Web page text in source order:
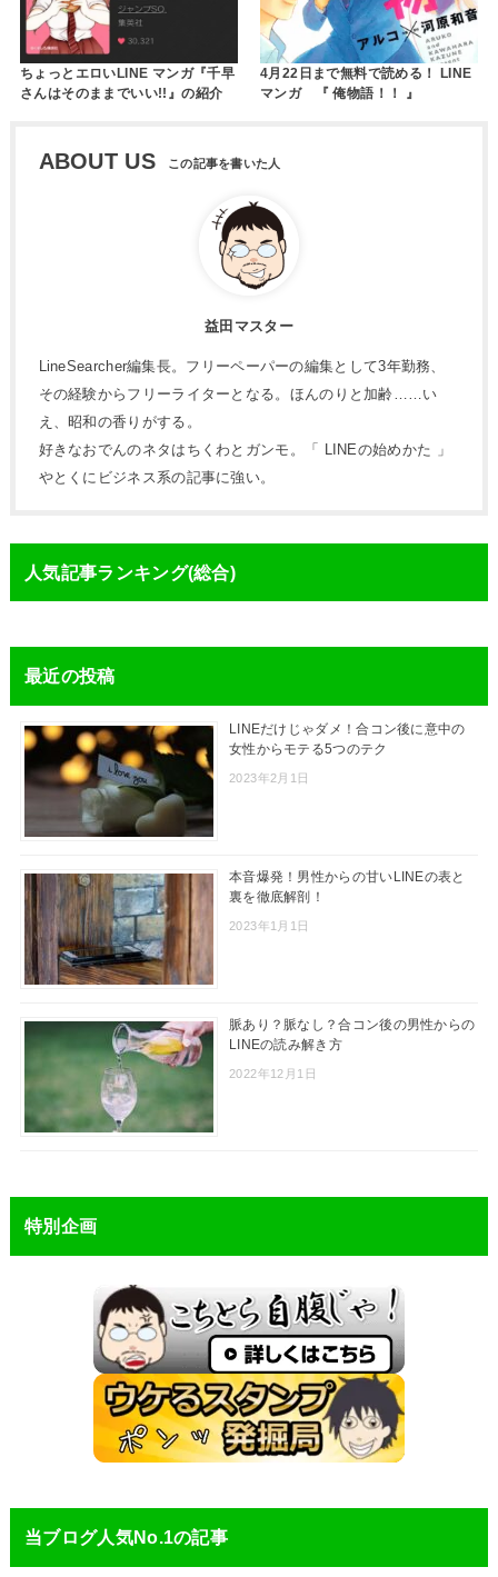
ちょっとエロいLINE マンガ『千早
さんはそのままでいい!!』の紹介
4月22日まで無料で読める！ LINE
マンガ 『 俺物語！！ 』
ABOUT US
益田マスター
LineSearcher編集長。フリーペーパーの編集として3年勤務、
その経験からフリーライターとなる。ほんのりと加齢……い
え、昭和の香りがする。
好きなおでんのネタはちくわとガンモ。「 LINEの始めかた 」
やとくにビジネス系の記事に強い。
人気記事ランキング(総合)
最近の投稿
LINEだけじゃダメ！合コン後に意中の
女性からモテる5つのテク
2023年2月1日
本音爆発！男性からの甘いLINEの表と
裏を徹底解剖！
2023年1月1日
脈あり？脈なし？合コン後の男性からの
LINEの読み解き方
2022年12月1日
特別企画
当ブログ人気No.1の記事